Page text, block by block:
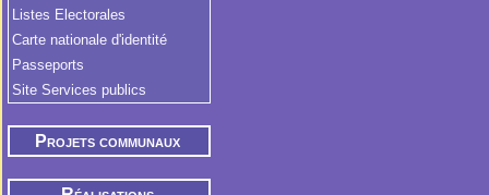
Listes Electorales
Carte nationale d'identité
Passeports
Site Services publics
Projets communaux